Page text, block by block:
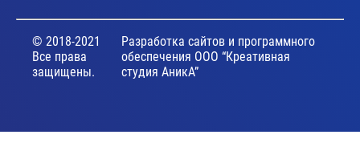
© 2018-2021
Все права
защищены.
Разработка сайтов и программного
обеспечения ООО “Креативная
студия АникА”